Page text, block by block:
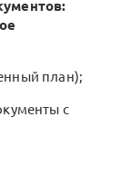
план);
с